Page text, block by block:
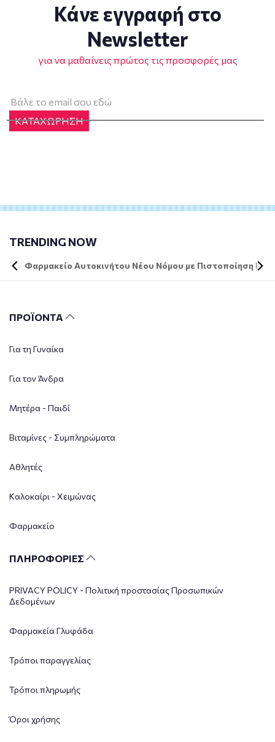
Κάνε εγγραφή στο
Newsletter
για να μαθαίνεις πρώτος τις προσφορές μας
ΚΑΤΑΧΩΡΗΣΗ
TRENDING NOW
Φαρμακείο Αυτοκινήτου Νέου Νόμου με Πιστοποίηση DIN
ΠΡΟΪΟΝΤΑ
Για τη Γυναίκα
Για τον Άνδρα
Μητέρα - Παιδί
Βιταμίνες - Συμπληρώματα
Αθλητές
Καλοκαίρι - Χειμώνας
Φαρμακείο
ΠΛΗΡΟΦΟΡΙΕΣ
PRIVACY POLICY - Πολιτική προστασίας Προσωπικών
Δεδομένων
Φαρμακεία Γλυφάδα
Τρόποι παραγγελίας
Τρόποι πληρωμής
Όροι χρήσης